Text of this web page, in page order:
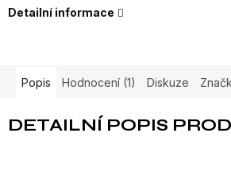
Detailní informace
Popis Hodnocení (1) Diskuze
DETAILNÍ POPIS